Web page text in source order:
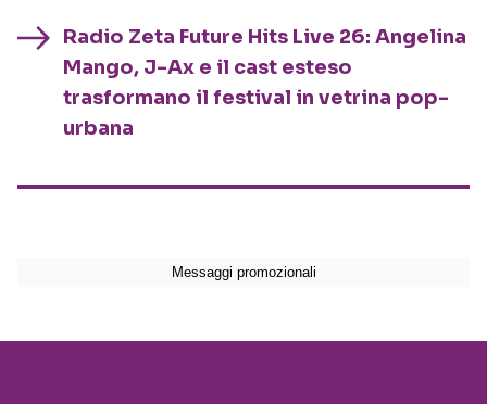
Radio Zeta Future Hits Live 26: Angelina
Mango, J-Ax e il cast esteso
trasformano il festival in vetrina pop-
urbana